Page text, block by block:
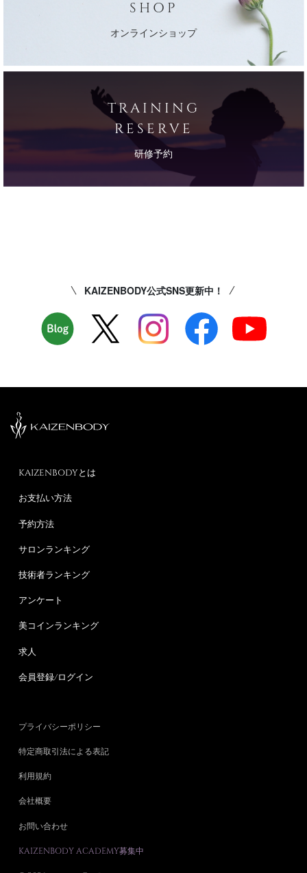
SHOP
オンラインショップ
TRAINING
RESERVE
研修予約
KAIZENBODY公式SNS更新中！
KAIZENBODYとは
お支払い方法
予約方法
サロンランキング
技術者ランキング
アンケート
美コインランキング
求人
会員登録/ログイン
プライバシーポリシー
特定商取引法による表記
利用規約
会社概要
お問い合わせ
KAIZENBODY ACADEMY募集中